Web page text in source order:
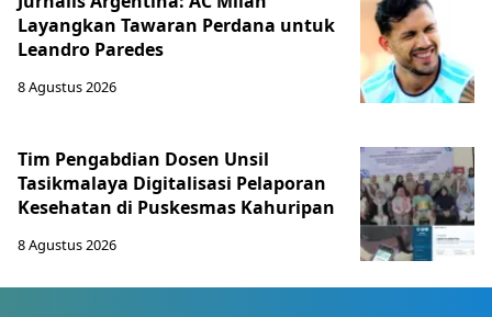
Layangkan Tawaran Perdana untuk
Leandro Paredes
8 Agustus 2026
Tim Pengabdian Dosen Unsil
Tasikmalaya Digitalisasi Pelaporan
Kesehatan di Puskesmas Kahuripan
8 Agustus 2026